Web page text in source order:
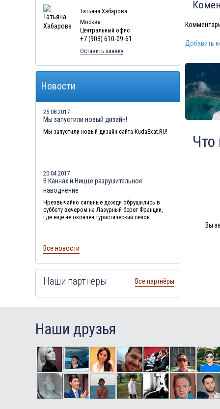
Добавить
Вы
Туры в Мальдивы в августе
Туры в Маврикий в августе
Татьяна Хабарова
Москва
Центральный офис
+7 (903) 610-09-61
Оставить заявку
Новости
25.08.2017
Мы запустили новый дизайн!
Мы запустили новый дизайн сайта KudaExat.RU!
20.04.2017
В Каннах и Ницце разрушительное
наводнение
Чрезвычайно сильные дожди обрушились в
субботу вечером на Лазурный берег Франции,
где еще не окончен туристический сезон.
Все новости
Наши партнёры Все партнёры
Наши друзья